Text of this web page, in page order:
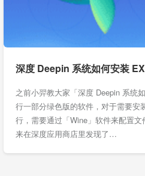
深度 Deepin 系统如何安装
之前小羿教大家「深度 Deepin 系统
行一部分绿色版的软件，对于需要安
行，需要通过「Wine」软件来配置
来在深度应用商店里发现了…